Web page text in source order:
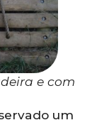
e com
um